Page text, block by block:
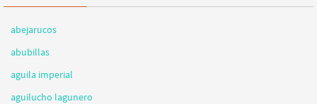
abejarucos
abubillas
aguila imperial
aguilucho lagunero